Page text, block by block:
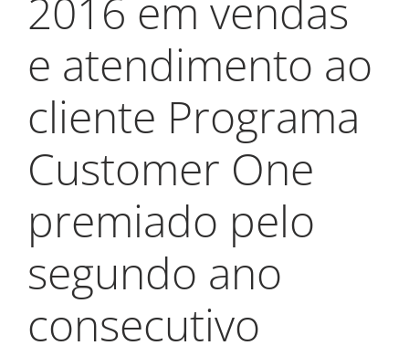
2016 em vendas
e atendimento ao
cliente Programa
Customer One
premiado pelo
segundo ano
consecutivo